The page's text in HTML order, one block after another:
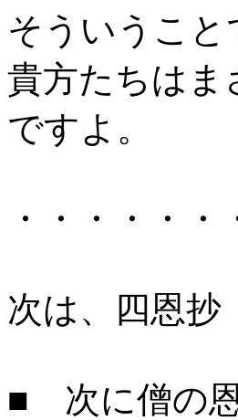
そういうこと
貴方たちはま
ですよ。
・・・・・
次は、四恩抄
■ 次に僧の